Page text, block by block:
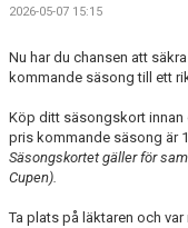
KONTAKT
SPONSORER
2026-05-07 15:15
Nu har du chansen att
kommande säsong till ett
Köp ditt säsongskort innan
pris kommande säsong är
Säsongskortet gäller för
Cupen).
Ta plats på läktaren och